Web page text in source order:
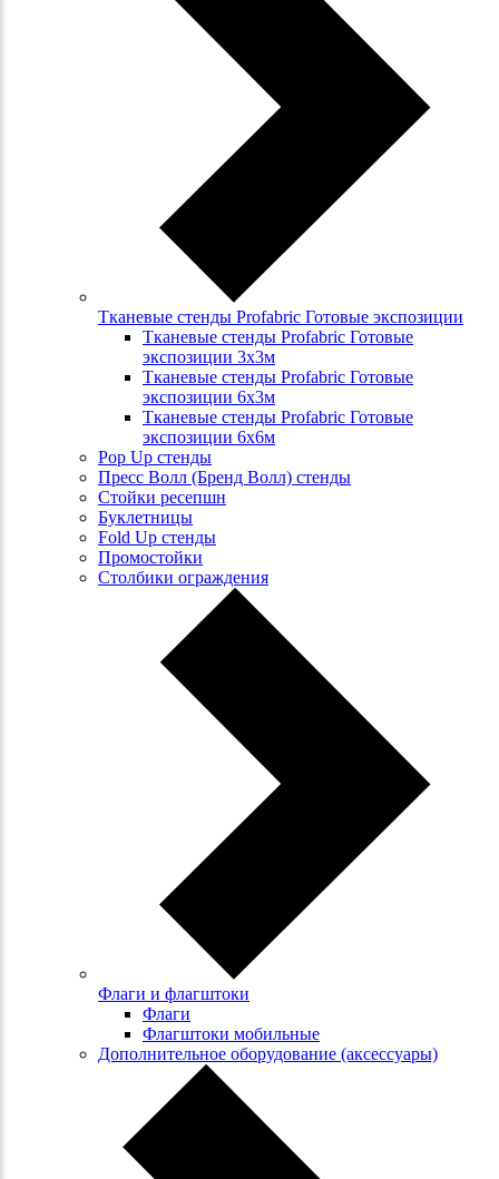
Тканевые стенды Profabric Готовые экспозиции
Тканевые стенды Profabric Готовые
экспозиции 3х3м
Тканевые стенды Profabric Готовые
экспозиции 6х3м
Тканевые стенды Profabric Готовые
экспозиции 6х6м
Pop Up стенды
Пресс Волл (Бренд Волл) стенды
Стойки ресепшн
Буклетницы
Fold Up стенды
Промостойки
Столбики ограждения
Флаги и флагштоки
Флаги
Флагштоки мобильные
Дополнительное оборудование (аксессуары)